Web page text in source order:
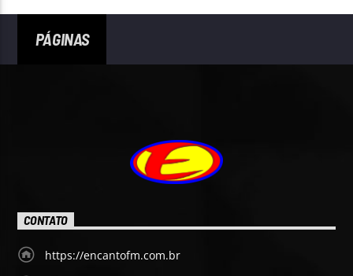
Encanto FM
PÁGINAS
CONTATO
https://encantofm.com.br